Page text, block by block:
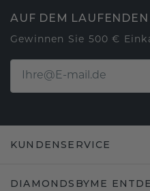
AUF DEM LAUFENDEN
Gewinnen Sie 500 €
KUNDENSERVICE
DIAMONDSBYME